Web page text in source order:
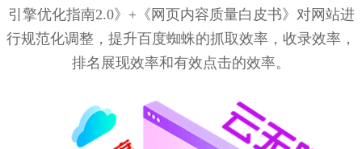
引擎优化指南2.0》+《网页内容质量白皮书》对网站进
行规范化调整，提升百度蜘蛛的抓取效率，收录效率，
排名展现效率和有效点击的效率。